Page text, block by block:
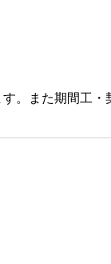
。また期間工・